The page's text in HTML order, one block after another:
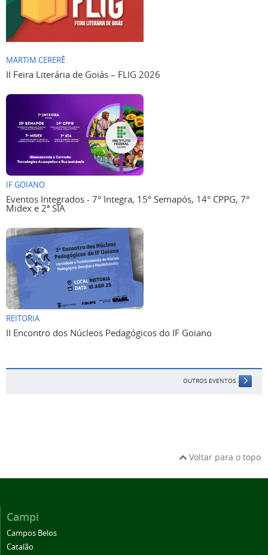
MARTIM CERERÊ
II Feira Literária de Goiás – FLIG 2026
IF GOIANO
Eventos Integrados - 7° Integra, 15° Semapós, 14° CPPG, 7°
Midex e 2ª SIA
REITORIA
II Encontro dos Núcleos Pedagógicos do IF Goiano
OUTROS EVENTOS
Voltar para o topo
Campi
Campos Belos
Catalão